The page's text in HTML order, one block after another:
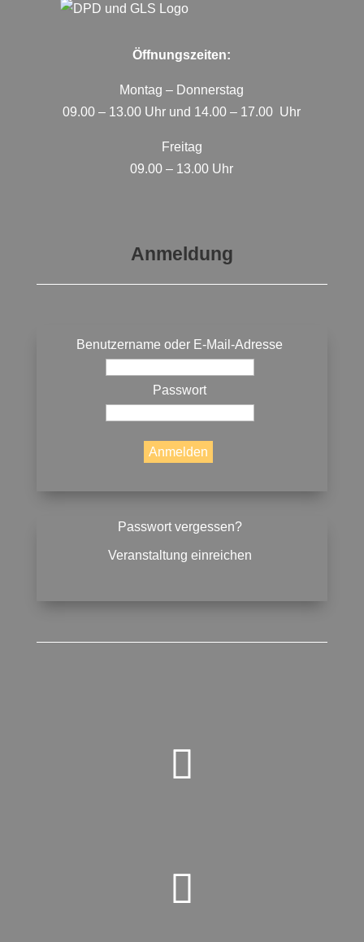
Öffnungszeiten:
Montag – Donnerstag
09.00 – 13.00 Uhr und 14.00 – 17.00 Uhr
Freitag
09.00 – 13.00 Uhr
Anmeldung
Benutzername oder E-Mail-Adresse
Passwort
Passwort vergessen?
Veranstaltung einreichen